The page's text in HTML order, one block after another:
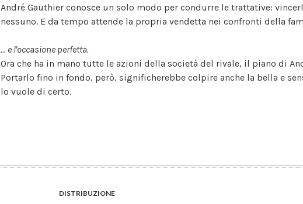
André Gauthier conosce un solo modo per condurre le trattative:
nessuno. E da tempo attende la propria vendetta nei confronti della
... e l'occasione perfetta.
Ora che ha in mano tutte le azioni della società del rivale, il piano di
Portarlo fino in fondo, però, significherebbe colpire anche la bella e
lo vuole di certo.
DISTRIBUZIONE